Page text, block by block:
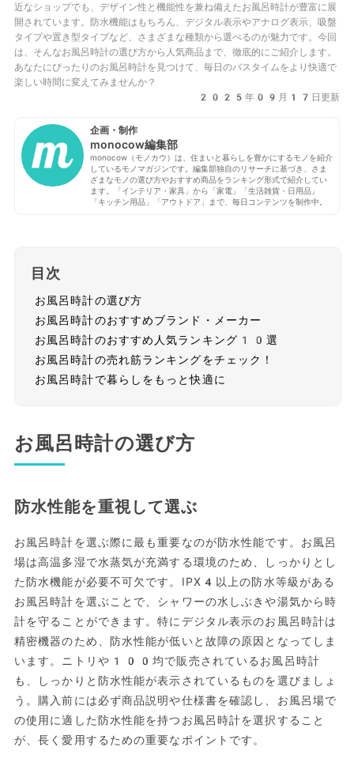
近なショップでも、デザイン性と機能性を兼ね備えたお風呂時計が豊富に展
開されています。防水機能はもちろん、デジタル表示やアナログ表示、吸盤
タイプや置き型タイプなど、さまざまな種類から選べるのが魅力です。今回
は、そんなお風呂時計の選び方から人気商品まで、徹底的にご紹介します。
あなたにぴったりのお風呂時計を見つけて、毎日のバスタイムをより快適で
楽しい時間に変えてみませんか？
2025年09月17日更新
企画・制作
monocow編集部
monocow（モノカウ）は、住まいと暮らしを豊かにするモノを紹介
しているモノマガジンです。編集部独自のリサーチに基づき、さま
ざまなモノの選び方やおすすめ商品をランキング形式で紹介してい
ます。「インテリア・家具」から「家電」「生活雑貨・日用品」
「キッチン用品」「アウトドア」まで、毎日コンテンツを制作中。
目次
お風呂時計の選び方
お風呂時計のおすすめブランド・メーカー
お風呂時計のおすすめ人気ランキング10選
お風呂時計の売れ筋ランキングをチェック！
お風呂時計で暮らしをもっと快適に
お風呂時計の選び方
防水性能を重視して選ぶ
お風呂時計を選ぶ際に最も重要なのが防水性能です。お風呂
場は高温多湿で水蒸気が充満する環境のため、しっかりとし
た防水機能が必要不可欠です。IPX4以上の防水等級がある
お風呂時計を選ぶことで、シャワーの水しぶきや湯気から時
計を守ることができます。特にデジタル表示のお風呂時計は
精密機器のため、防水性能が低いと故障の原因となってしま
います。ニトリや100均で販売されているお風呂時計
も、しっかりと防水性能が表示されているものを選びましょ
う。購入前には必ず商品説明や仕様書を確認し、お風呂場で
の使用に適した防水性能を持つお風呂時計を選択すること
が、長く愛用するための重要なポイントです。